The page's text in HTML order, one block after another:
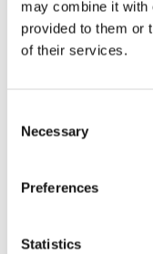
may combine it with
provided to them or
of their services.
Selection
Necessary
Preferences
Statistics
Palace
Kultá Kitchen &
Miten TOP 10